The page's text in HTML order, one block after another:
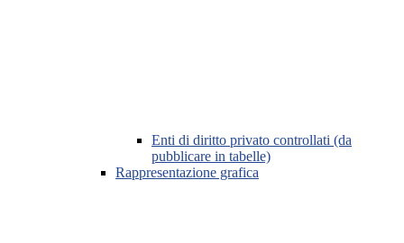
Enti di diritto privato controllati (da
pubblicare in tabelle)
Rappresentazione grafica